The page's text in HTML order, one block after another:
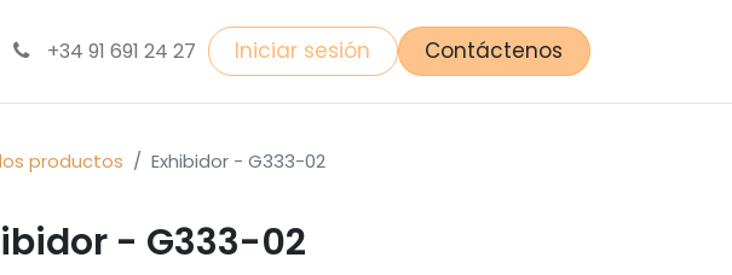
+34 91 691 24 27 Iniciar sesión Contáctenos
productos Exhibidor - G333-02
- G333-02